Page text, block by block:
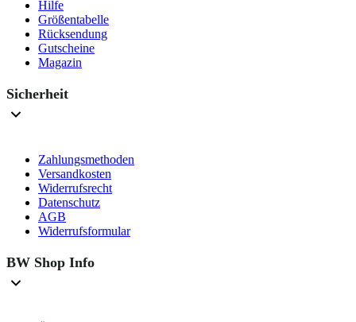
Hilfe
Größentabelle
Rücksendung
Gutscheine
Magazin
Sicherheit
Zahlungsmethoden
Versandkosten
Widerrufsrecht
Datenschutz
AGB
Widerrufsformular
BW Shop Info